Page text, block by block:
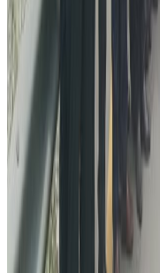
यस वेवसाइटमा प्रकाशित
प्रतिक्रिया, गुनासो, सुझाव
पठाउनुहोला । तपाईंको
टेवा पुग्नेछ । सम्पर्क इमेल :
शेयर:
प्रतिक्रिया दिनुहोस